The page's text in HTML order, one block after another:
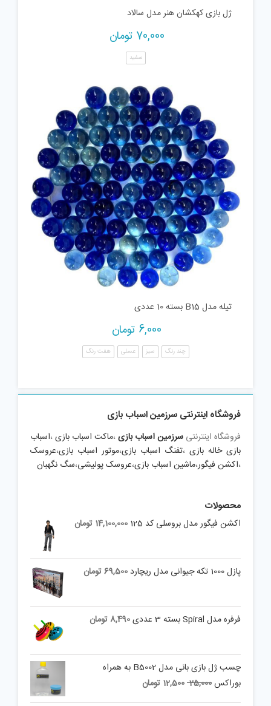
ژل بازی کهکشان هنر مدل سالاد
70,000 تومان
سفید
تیله مدل B15 بسته 10 عددی
6,000 تومان
چند رنگ سبز عسلی هفت رنگ
فروشگاه اینترنتی سرزمین اسباب بازی
فروشگاه اینترنتی سرزمین اسباب بازی،ماکت اسباب بازی،اسباب
بازی خاله بازی ،تفنگ اسباب بازی،موتور اسباب بازی،عروسک
،اکشن فیگور،ماشین اسباب بازی،عروسک پولیشی،سگ نگهبان
محصولات
اکشن فیگور مدل بروسلی کد 125 14,100,000 تومان
پازل 1000 تکه جیوانی مدل ریچارد 69,500تومان
فرفره مدل Spiral بسته 3 عددی 8,490 تومان
چسب ژل بازی بانی مدل B5002 به همراه
بوراکس25,000
Original
12,500 تومان